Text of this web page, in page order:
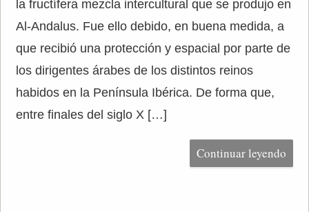
la fructífera mezcla intercultural que se produjo en
Al-Andalus. Fue ello debido, en buena medida, a
que recibió una protección y espacial por parte de
los dirigentes árabes de los distintos reinos
habidos en la Península Ibérica. De forma que,
entre finales del siglo X […]
Continuar leyendo